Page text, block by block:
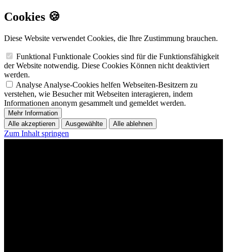
Cookies 🍪
Diese Website verwendet Cookies, die Ihre Zustimmung brauchen.
Funktional Funktionale Cookies sind für die Funktionsfähigkeit
der Website notwendig. Diese Cookies Können nicht deaktiviert
werden.
Analyse Analyse-Cookies helfen Webseiten-Besitzern zu
verstehen, wie Besucher mit Webseiten interagieren, indem
Informationen anonym gesammelt und gemeldet werden.
Mehr Information
Alle akzeptieren
Ausgewählte Alle ablehnen
Zum Inhalt springen